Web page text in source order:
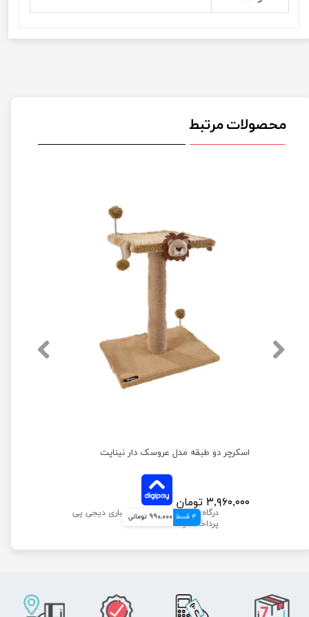
محصولات مرتبط
اسکرچر دو طبقه مدل عروسک دار نیناپت
۳,۹۶۰,۰۰۰ تومان
4 قسط 990,000 تومانی